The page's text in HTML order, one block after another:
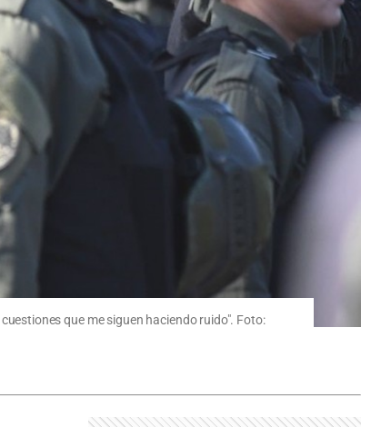
que me siguen haciendo ruido". Foto: